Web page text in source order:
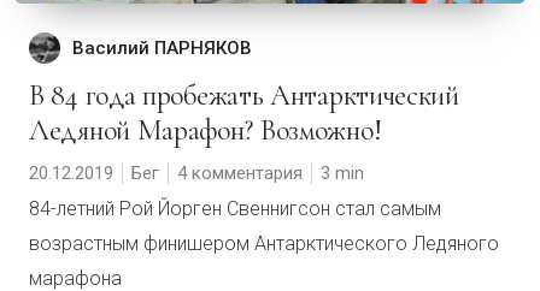
Василий ПАРНЯКОВ
В 84 года пробежать Антарктический
Ледяной Марафон? Возможно!
20.12.2019 Бег 4 комментария 3
84-летний Рой Йорген Свеннигсон стал самым
возрастным финишером Антарктического Ледяного
марафона